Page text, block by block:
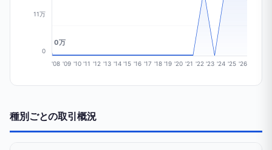
11万
0
0万
'08 '09 '10 '11 '12 '13 '14 '15 '16 '17 '18 '19 '20 '21 '22 '23 '24 '25 '26
種別ごとの取引概況